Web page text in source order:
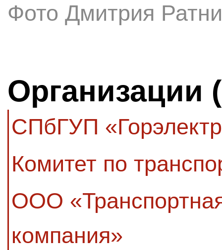
Фото Дмитрия
Организации
СПбГУП
Комитет по
ООО
компания»